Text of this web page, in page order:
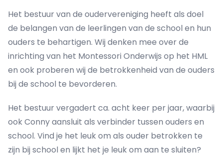
Het bestuur van de oudervereniging heeft als doel
de belangen van de leerlingen van de school en hun
ouders te behartigen. Wij denken mee over de
inrichting van het Montessori Onderwijs op het HML
en ook proberen wij de betrokkenheid van de ouders
bij de school te bevorderen.
Het bestuur vergadert ca. acht keer per jaar, waarbij
ook Conny aansluit als verbinder tussen ouders en
school. Vind je het leuk om als ouder betrokken te
zijn bij school en lijkt het je leuk om aan te sluiten?